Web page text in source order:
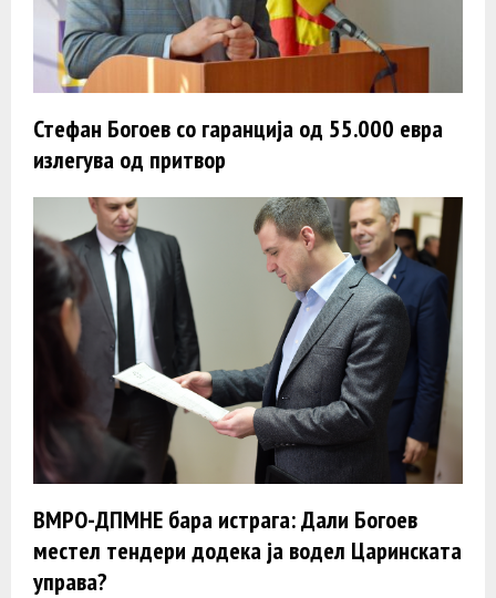
Стефан Богоев со гаранција од 55.000 евра
излегува од притвор
ВМРО-ДПМНЕ бара истрага: Дали Богоев
местел тендери додека ја водел Царинската
управа?